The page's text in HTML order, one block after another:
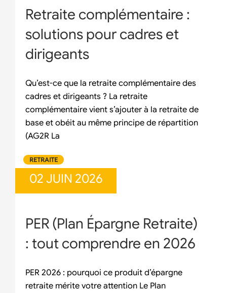
Retraite complémentaire :
solutions pour cadres et
dirigeants
Qu’est-ce que la retraite complémentaire des
cadres et dirigeants ? La retraite
complémentaire vient s’ajouter à la retraite de
base et obéit au même principe de répartition
(AG2R La
RETRAITE
02 JUIN 2026
PER (Plan Épargne Retraite)
: tout comprendre en 2026
PER 2026 : pourquoi ce produit d’épargne
retraite mérite votre attention Le Plan